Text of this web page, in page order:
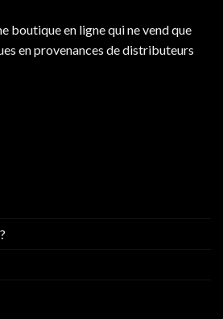
boutique en ligne qui ne vend que
en provenances de distributeurs